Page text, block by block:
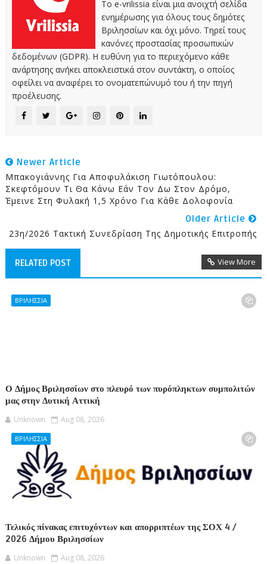
Το e-vrilissia είναι μια ανοιχτή σελίδα
ενημέρωσης για όλους τους δημότες
Βριλησσίων και όχι μόνο. Τηρεί τους
κανόνες προστασίας προσωπικών
δεδομένων (GDPR). Η ευθύνη για το περιεχόμενο κάθε
ανάρτησης ανήκει αποκλειστικά στον συντάκτη, ο οποίος
οφείλει να αναφέρει το ονοματεπώνυμό του ή την πηγή
προέλευσης.
Newer Article
Μπακογιάννης Για Αποφυλάκιση Γιωτόπουλου:
Σκεφτόμουν Τι Θα Κάνω Εάν Τον Δω Στον Δρόμο,
Έμεινε Στη Φυλακή 1,5 Χρόνο Για Κάθε Δολοφονία
Older Article
23η/2026 Τακτική Συνεδρίαση Της Δημοτικής Επιτροπής
RELATED POST View More
ΒΡΙΛΗΣΣΙΑ
Ο Δήμος Βριλησσίων στο πλευρό των πυρόπληκτων συμπολιτών
μας στην Δυτική Αττική
Unknown Aug 08, 2026
ΒΡΙΛΗΣΣΙΑ
Τελικός πίνακας επιτυχόντων και απορριπτέων της ΣΟΧ 4 /
2026 Δήμου Βριλησσίων
Unknown Aug 08, 2026